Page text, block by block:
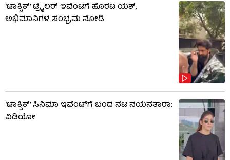
‘ಟಾಕ್ಸಿಕ್’ ಟ್ರೈಲರ್ ಇವೆಂಟಿಗೆ ಹೊರಟ ಯಶ್,
ಅಭಿಮಾನಿಗಳ ಸಂಭ್ರಮ ನೋಡಿ
‘ಟಾಕ್ಸಿಕ್’ ಸಿನಿಮಾ ಇವೆಂಟ್​​ಗೆ ಬಂದ ನಟಿ ನಯನತಾರಾ:
ವಿಡಿಯೋ